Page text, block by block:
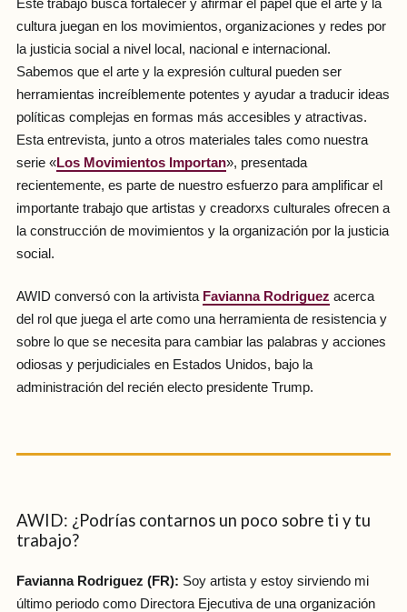
Este trabajo busca fortalecer y afirmar el papel que el arte y la
cultura juegan en los movimientos, organizaciones y redes por
la justicia social a nivel local, nacional e internacional.
Sabemos que el arte y la expresión cultural pueden ser
herramientas increíblemente potentes y ayudar a traducir ideas
políticas complejas en formas más accesibles y atractivas.
Esta entrevista, junto a otros materiales tales como nuestra
serie «Los Movimientos Importan», presentada
recientemente, es parte de nuestro esfuerzo para amplificar el
importante trabajo que artistas y creadorxs culturales ofrecen a
la construcción de movimientos y la organización por la justicia
social.
AWID conversó con la artivista Favianna Rodriguez acerca
del rol que juega el arte como una herramienta de resistencia y
sobre lo que se necesita para cambiar las palabras y acciones
odiosas y perjudiciales en Estados Unidos, bajo la
administración del recién electo presidente Trump.
AWID: ¿Podrías contarnos un poco sobre ti y tu
trabajo?
Favianna Rodriguez (FR): Soy artista y estoy sirviendo mi
último periodo como Directora Ejecutiva de una organización